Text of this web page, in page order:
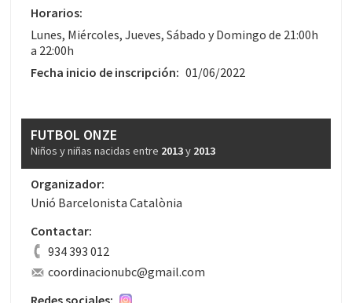
Horarios:
Lunes, Miércoles, Jueves, Sábado y Domingo de 21:00h
a 22:00h
Fecha inicio de inscripción: 01/06/2022
FUTBOL ONZE
Niños y niñas nacidas entre 2013y 2013
Organizador:
Unió Barcelonista Catalònia
Contactar:
934 393 012
coordinacionubc@gmail.com